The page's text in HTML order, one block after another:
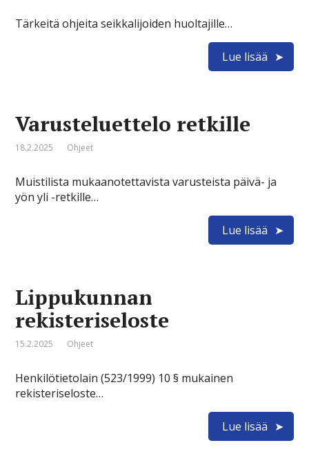
Tärkeitä ohjeita seikkalijoiden huoltajille…
Lue lisää
Varusteluettelo retkille
18.2.2025 Ohjeet
Muistilista mukaanotettavista varusteista päivä- ja
yön yli -retkille…
Lue lisää
Lippukunnan
rekisteriseloste
15.2.2025 Ohjeet
Henkilötietolain (523/1999) 10 § mukainen
rekisteriseloste…
Lue lisää